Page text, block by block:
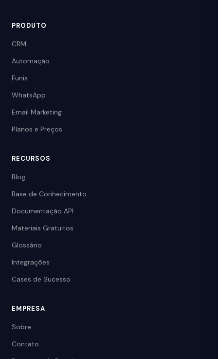
PRODUTO
CRM
Automação
Funis
WhatsApp
Email Marketing
Planos e Preços
RECURSOS
Blog
Base de Conhecimento
Documentação API
Materiais Gratuitos
Glossário
Integrações
Cases de Sucesso
EMPRESA
Sobre
Contato